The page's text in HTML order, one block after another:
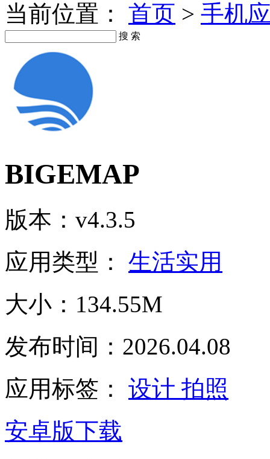
当前位置： 首页 > 手机
搜 索
BIGEMAP
版本：v4.3.5
应用类型： 生活实用
大小：134.55M
发布时间：2026.04.08
应用标签： 设计 拍照
安卓版下载